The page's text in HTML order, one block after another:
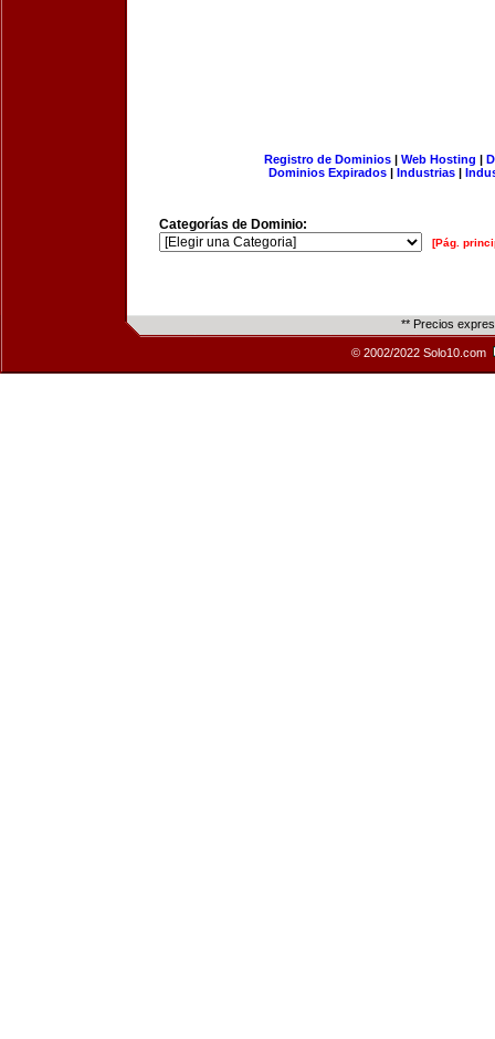
Registro de Dominios| Web Hosting |
Dominios Expirados | Industrias |
Categorías de Dominio:
[Pág.
** Precios
© 2002/2022 Solo10.com